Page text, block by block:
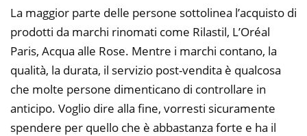
La maggior parte delle persone sottolinea l’acquisto di
prodotti da marchi rinomati come Rilastil, L’Oréal
Paris, Acqua alle Rose. Mentre i marchi contano, la
qualità, la durata, il servizio post-vendita è qualcosa
che molte persone dimenticano di controllare in
anticipo. Voglio dire alla fine, vorresti sicuramente
spendere per quello che è abbastanza forte e ha il